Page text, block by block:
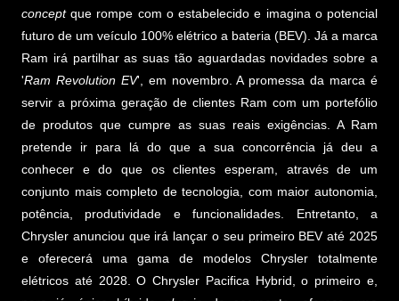
conceptque rompe com o estabelecido e imagina o potencial
futuro de um veículo 100% elétrico a bateria (BEV). Já a marca
Ram irá partilhar as suas tão aguardadas novidades sobre a
'Ram Revolution EV', em novembro. A promessa da marca é
servir a próxima geração de clientes Ram com um portefólio
de produtos que cumpre as suas reais exigências. A Ram
pretende ir para lá do que a sua concorrência já deu a
conhecer e do que os clientes esperam, através de um
conjunto mais completo de tecnologia, com maior autonomia,
potência, produtividade e funcionalidades. Entretanto, a
Chrysler anunciou que irá lançar o seu primeiro BEV até 2025
e oferecerá uma gama de modelos Chrysler totalmente
elétricos até 2028. O Chrysler Pacifica Hybrid, o primeiro e,